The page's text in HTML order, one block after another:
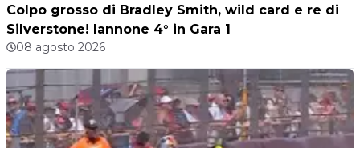
Colpo grosso di Bradley Smith, wild card e re di
Silverstone! Iannone 4° in Gara 1
08 agosto 2026